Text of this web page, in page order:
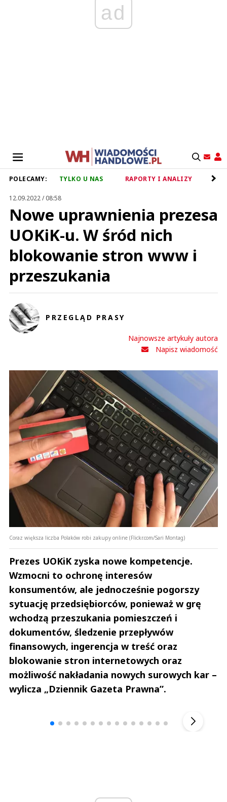
ad
POLECAMY: TYLKO U NAS RAPORTY I ANALIZY
12.09.2022 / 08:58
Nowe uprawnienia prezesa
UOKiK-u. W śród nich
blokowanie stron www i
przeszukania
PRZEGLĄD PRASY
Najnowsze artykuły autora
Napisz wiadomość
Coraz większa liczba Polaków robi zakupy online (Flickr.com/Sari Montag)
Prezes UOKiK zyska nowe kompetencje.
Wzmocni to ochronę interesów
konsumentów, ale jednocześnie pogorszy
sytuację przedsiębiorców, ponieważ w grę
wchodzą przeszukania pomieszczeń i
dokumentów, śledzenie przepływów
finansowych, ingerencja w treść oraz
blokowanie stron internetowych oraz
możliwość nakładania nowych surowych kar –
wylicza „Dziennik Gazeta Prawna”.